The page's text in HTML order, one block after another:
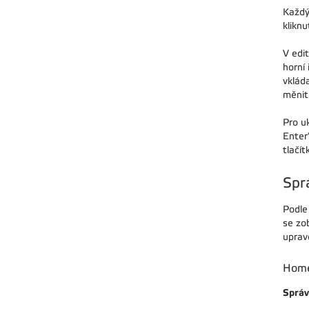
V
horní
Pro
se